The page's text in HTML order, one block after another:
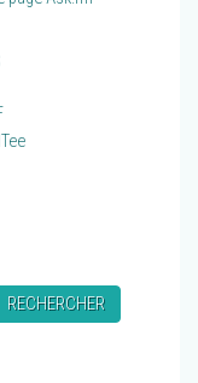
RECHERCHER